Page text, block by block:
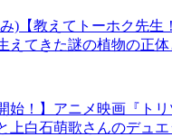
)【教えてトーホク先生
えてきた謎の植物の正
始！】アニメ映画『ト
上白石萌歌さんのデュエ